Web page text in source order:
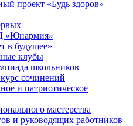
проект «Будь здоров»
в будущее»
клубы
школьников
сочинений
и патриотическое
мастерства
и руководящих работников